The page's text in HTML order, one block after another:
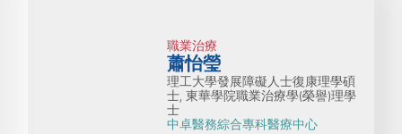
職業治療
蕭怡瑩
理工大學發展障礙人士復康理學碩
士, 東華學院職業治療學(榮譽)理學
士
中卓醫務綜合專科醫療中心